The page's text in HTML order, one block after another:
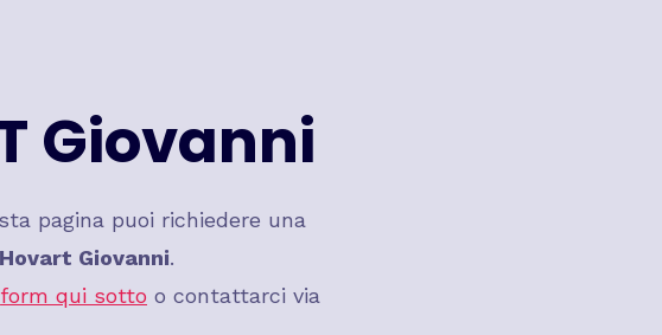
Giovanni
pagina puoi richiedere una
Hovart Giovanni.
form qui sotto o contattarci via